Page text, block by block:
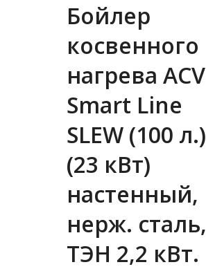
Бойлер
косвенного
нагрева ACV
Smart Line
SLEW (100 л.)
(23 кВт)
настенный,
нерж. сталь,
ТЭН 2,2 кВт.